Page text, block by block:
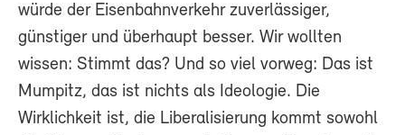
würde der Eisenbahnverkehr zuverlässiger,
günstiger und überhaupt besser. Wir wollten
wissen: Stimmt das? Und so viel vorweg: Das ist
Mumpitz, das ist nichts als Ideologie. Die
Wirklichkeit ist, die Liberalisierung kommt sowohl